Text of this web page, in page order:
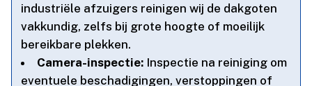
industriële afzuigers reinigen wij de dakgoten
vakkundig, zelfs bij grote hoogte of moeilijk
bereikbare plekken.​
Camera-inspectie: Inspectie na reiniging om
eventuele beschadigingen, verstoppingen of